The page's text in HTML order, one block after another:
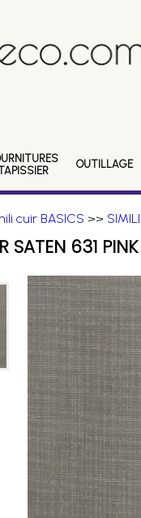
OUTILLAGE
cuir BASICS >>
SATEN 631 PINK